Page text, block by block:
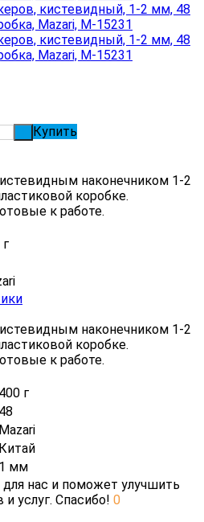
Купить
наконечником 1-2
коробке.
к работе.
наконечником 1-2
коробке.
к работе.
400 г
48
Mazari
Китай
1 мм
нас и поможет улучшить
услуг. Спасибо! 0